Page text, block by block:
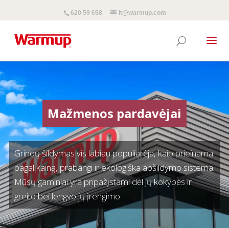
620 59 658 lt@warmup.com
Mažmenos pardavėjai
Grindų šildymas vis labiau populiarėja, kaip prieinama
pagal kainą, prabangi ir ekologiška apšildymo sistema.
Mūsų gaminiai yra pripažįstami dėl jų kokybės ir
greito bei lengvo jų įrengimo.